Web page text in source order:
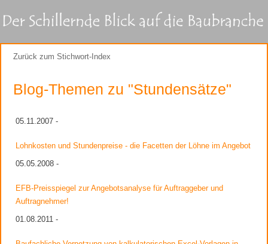
Zurück zum Stichwort-Index
Blog-Themen zu "Stundensätze"
05.11.2007 -
Lohnkosten und Stundenpreise - die Facetten der Löhne im Angebot
05.05.2008 -
EFB-Preisspiegel zur Angebotsanalyse für Auftraggeber und
Auftragnehmer!
01.08.2011 -